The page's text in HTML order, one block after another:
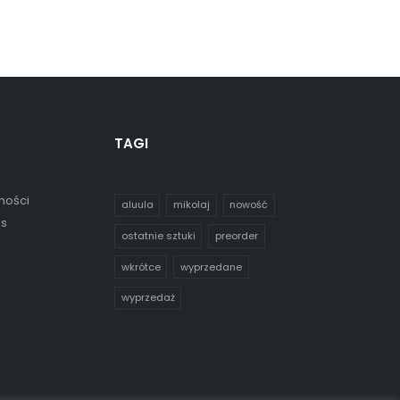
TAGI
aluula mikolaj nowość
ostatnie sztuki preorder
wkrótce wyprzedane
wyprzedaż